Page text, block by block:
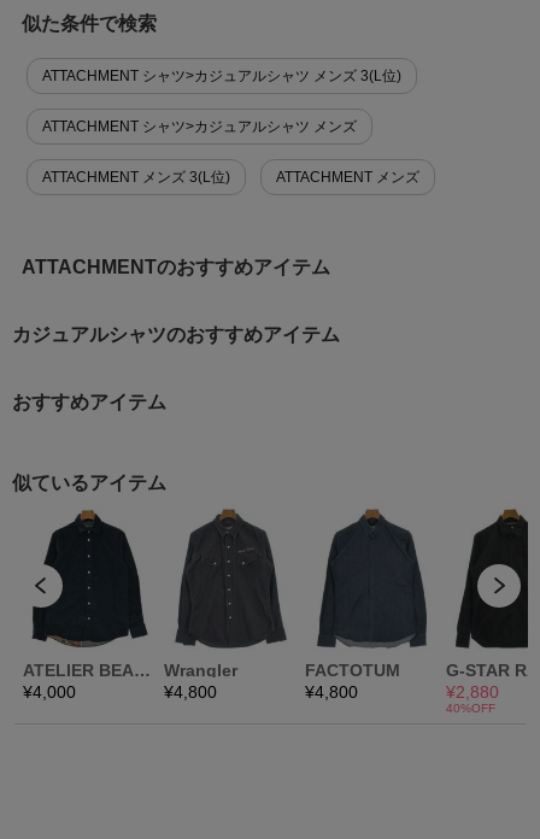
似た条件で検索
ATTACHMENT シャツ>カジュアルシャツ メンズ 3(L位)
ATTACHMENT シャツ>カジュアルシャツ メンズ
ATTACHMENT メンズ 3(L位) ATTACHMENT メンズ
ATTACHMENTのおすすめアイテム
カジュアルシャツのおすすめアイテム
おすすめアイテム